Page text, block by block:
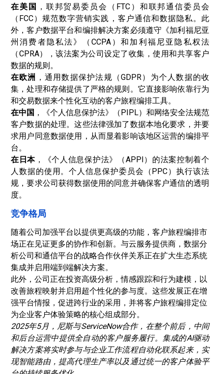
在美国 ，联邦贸易委员会（FTC）和联邦通信委员会
（FCC）规范数字营销实践，客户通信和数据隐私。此
外，客户数据平台和编排解决方案必须遵守《加利福尼亚
州消费者隐私法》（CCPA）和加利福尼亚隐私权法
（CPRA），该法案为公司设定了收集，使用和共享客户
数据的规则。
在欧洲 ，通用数据保护法规（GDPR）为个人数据的收
集，处理和存储提供了严格的规则。它直接影响依靠行为
和交易数据来个性化互动的客户旅程编排工具。
在中国 ，《个人信息保护法》（PIPL）和网络安全法规范
客户数据的处理。这些法律强加了数据本地化要求，并要
求用户同意数据使用，从而显着影响该地区运营的编排平
台。
在日本 ，《个人信息保护法》（APPI）的法案控制着个
人数据的使用。个人信息保护委员会（PPC）执行该法
规，要求公司获得数据使用的同意并确保客户通信的透明
度。
竞争格局
随着公司加强平台以提供更高级的功能，客户旅程编排市
场正在见证更多的协作和创新。与云服务提供商，数据分
析公司和通信平台的战略合作伙伴关系正在扩大生态系统
集成并启用端到端解决方案。
此外，公司正在投资高级分析，情感跟踪和行为建模，以
改善旅程映射并启用超个性化的参与度。这些发展正在增
强平台情报，促进跨行业的采用，并将客户旅程编排定位
为企业客户体验策略的核心组成部分。
2025年5月，尼斯与ServiceNow合作，在整个前后，中间
和后台运营中提供全自动的客户服务履行。集成的AI驱动
解决方案将实时参与与企业工作流程自动化联系起来，实
现智能路由，提高代理生产率以及通过统一的客户体验平